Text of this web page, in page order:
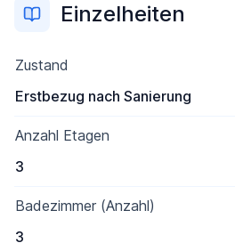
Einzelheiten
Zustand
Erstbezug nach Sanierung
Anzahl Etagen
3
Badezimmer (Anzahl)
3